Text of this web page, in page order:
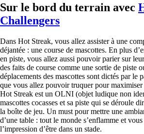
Sur le bord du terrain avec
Challengers
Dans Hot Streak, vous allez assister à une
déjantée : une course de mascottes. En plus
en piste, vous allez aussi pouvoir parier sur
des faits de course comme une sortie de piste
déplacements des mascottes sont dictés par le
que vous allez pouvoir truquer pour
Hot Streak est un OLNI (objet ludique non
mascottes cocasses et sa piste qui se déroule
la boîte de jeu. Un must pour mettre une
d’une table : tout le monde s’enflamme et
l’impression d’être dans un stade.